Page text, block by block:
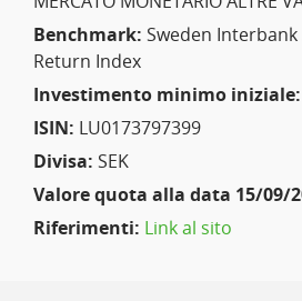
Benchmark: Sweden
Return Index
Investimento minimo iniziale:
ISIN: LU0173797399
Divisa: SEK
Valore quota alla data 15/09/
Riferimenti: Link al sito